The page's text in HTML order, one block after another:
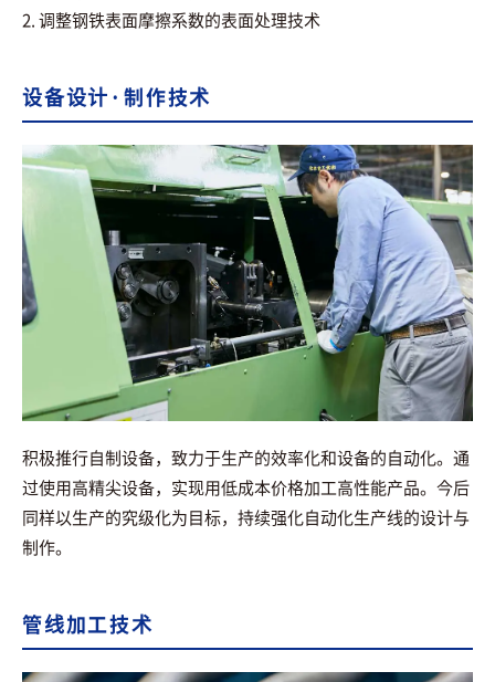
2. 调整钢铁表面摩擦系数的表面处理技术
设备设计·制作技术
积极推行自制设备，致力于生产的效率化和设备的自动化。通
过使用高精尖设备，实现用低成本价格加工高性能产品。今后
同样以生产的究级化为目标，持续强化自动化生产线的设计与
制作。
管线加工技术